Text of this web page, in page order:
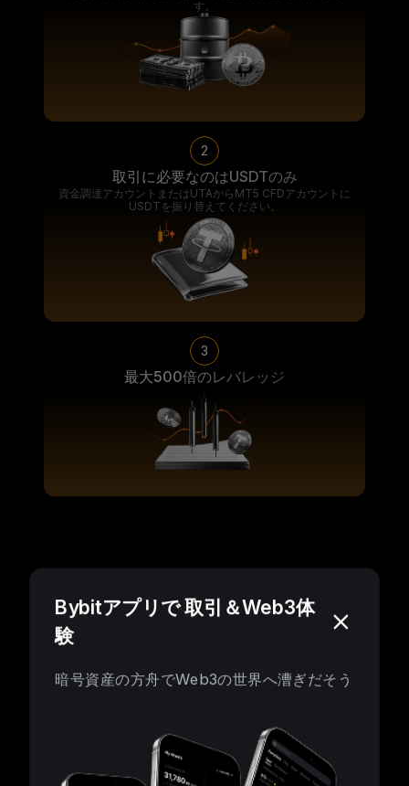
す。
2
取引に必要なのはUSDTのみ
資金調達アカウントまたはUTAからMT5 CFDアカウントに
USDTを振り替えてください。
3
最大500倍のレバレッジ
スマートなリスク管理
Bybitアプリで 取引＆Web3体
験
暗号資産の方舟でWeb3の世界へ漕ぎだそう